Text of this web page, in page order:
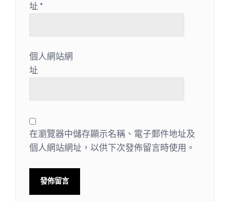
址 *
個人網站網
址
在瀏覽器中儲存顯示名稱、電子郵件地址及
個人網站網址，以供下次發佈留言時使用。